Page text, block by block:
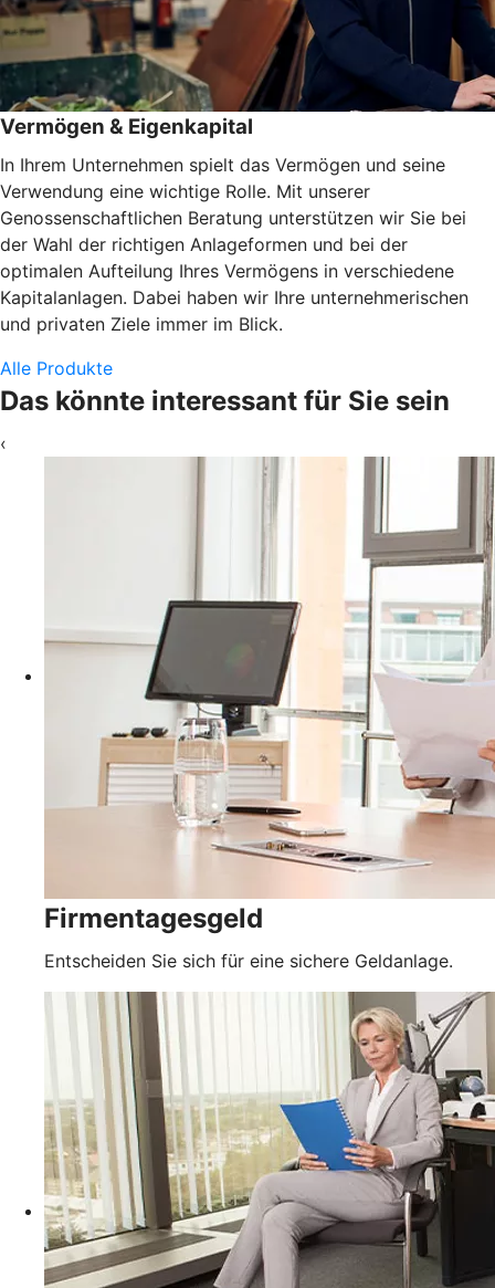
Vermögen & Eigenkapital
In Ihrem Unternehmen spielt das Vermögen und seine
Verwendung eine wichtige Rolle. Mit unserer
Genossenschaftlichen Beratung unterstützen wir Sie bei
der Wahl der richtigen Anlageformen und bei der
optimalen Aufteilung Ihres Vermögens in verschiedene
Kapitalanlagen. Dabei haben wir Ihre unternehmerischen
und privaten Ziele immer im Blick.
Alle Produkte
Das könnte interessant für Sie sein
‹
Firmentagesgeld
Entscheiden Sie sich für eine sichere Geldanlage.